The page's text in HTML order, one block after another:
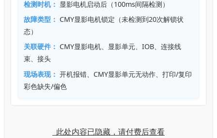
检测时机： 显影电机启动后（100ms间隔检测）
故障类型： CMY显影电机锁定（未检测到20次解锁状
态）
关联硬件： CMY显影电机、显影单元、IOB、连接线
束、接头
现场表现： 开机报错、CMY显影单元无动作、打印/复印
彩色缺失/偏色
此处内容已隐藏，请付费后查看